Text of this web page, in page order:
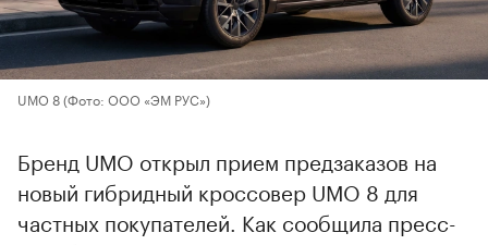
UMO 8(Фото: ООО «ЭМ РУС»)
Бренд UMO открыл прием предзаказов на
новый гибридный кроссовер UMO 8 для
частных покупателей. Как сообщила пресс-